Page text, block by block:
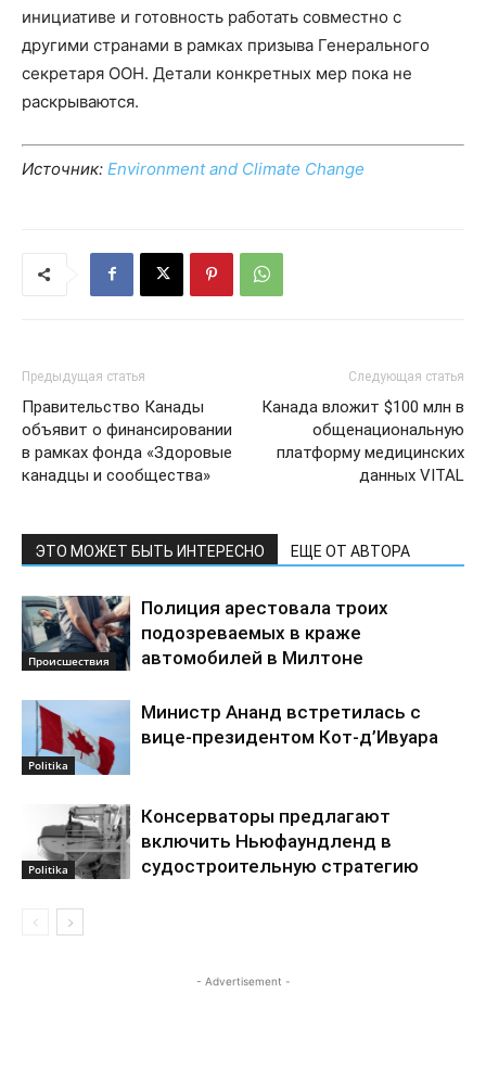
инициативе и готовность работать совместно с
другими странами в рамках призыва Генерального
секретаря ООН. Детали конкретных мер пока не
раскрываются.
Источник: Environment and Climate Change
Предыдущая статья
Правительство Канады
объявит о финансировании
в рамках фонда «Здоровые
канадцы и сообщества»
Следующая статья
Канада вложит $100 млн в
общенациональную
платформу медицинских
данных VITAL
ЭТО МОЖЕТ БЫТЬ ИНТЕРЕСНО ЕЩЕ ОТ АВТОРА
Происшествия
Полиция арестовала троих
подозреваемых в краже
автомобилей в Милтоне
Politika
Министр Ананд встретилась с
вице-президентом Кот-д’Ивуара
Politika
Консерваторы предлагают
включить Ньюфаундленд в
судостроительную стратегию
- Advertisement -